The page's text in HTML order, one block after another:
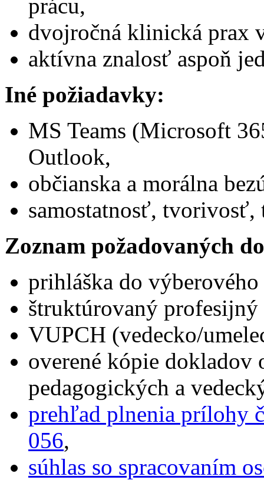
prácu,
dvojročná klinická prax
aktívna znalosť aspoň
Iné požiadavky:
MS Teams (Microsoft
Outlook,
občianska a morálna
samostatnosť,
Zoznam požadovaných
prihláška do
štruktúrovaný
VUPCH (vedecko/
overené kópie dokladov
pedagogických a
prehľad plnenia prílohy
056,
súhlas so spracovaním